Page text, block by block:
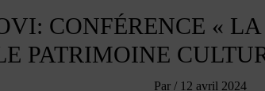
CONFÉRENCE «
PATRIMOINE
Par / 12 avril 2024